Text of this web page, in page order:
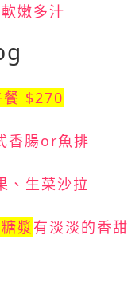
嫩多汁
餐 $270
香腸or魚排
、生菜沙拉
漿有淡淡的香甜